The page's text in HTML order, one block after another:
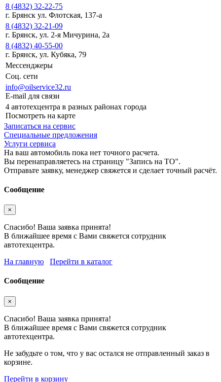
8 (4832) 32-22-75
г. Брянск ул. Флотская, 137-а
8 (4832) 32-21-09
г. Брянск, ул. 2-я Мичурина, 2а
8 (4832) 40-55-00
г. Брянск, ул. Кубяка, 79
Мессенджеры
Соц. сети
info@oilservice32.ru
E-mail для связи
4 автотехцентра в разных районах города
Посмотреть на карте
Записаться на сервис
Специальные предложения
Услуги сервиса
На ваш автомобиль пока нет точного расчета.
Вы перенаправляетесь на страницу "Запись на ТО".
Отправьте заявку, менеджер свяжется и сделает точный расчёт.
Сообщение
×
Спасибо! Ваша заявка принята!
В ближайшее время с Вами свяжется сотрудник
автотехцентра.
На главную
Перейти в каталог
Сообщение
×
Спасибо! Ваша заявка принята!
В ближайшее время с Вами свяжется сотрудник
автотехцентра.
Не забудьте о том, что у вас остался не отправленный заказ в
корзине.
Перейти в корзину